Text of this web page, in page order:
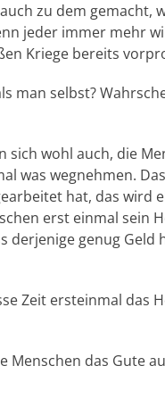
zu dem gemacht,
jeder immer mehr
Kriege bereits
man selbst?
sich wohl auch, die
was wegnehmen.
hat, das wird
erst einmal sein
genug Geld
Zeit ersteinmal das
Menschen das Gute